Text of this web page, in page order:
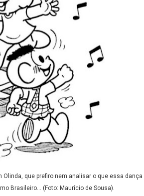
que prefiro nem analisar o que essa dança
Brasileiro... (Foto: Maurício de Sousa).